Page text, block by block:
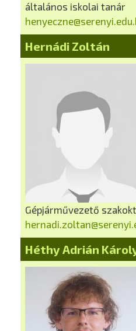
általános iskolai tanár
Hernádi Zoltán
Gépjárművezető
Héthy Adrián